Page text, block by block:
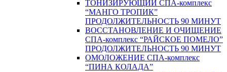
ТОНИЗИРУЮЩИЙ СПА-комплекс
“МАНГО ТРОПИК”
ПРОДОЛЖИТЕЛЬНОСТЬ 90 МИНУТ
ВОССТАНОВЛЕНИЕ И ОЧИЩЕНИЕ
СПА-комплекс “РАЙСКОЕ ПОМЕЛО”
ПРОДОЛЖИТЕЛЬНОСТЬ 90 МИНУТ
ОМОЛОЖЕНИЕ СПА-комплекс
“ПИНА КОЛАДА”